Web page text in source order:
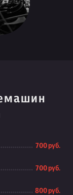
700 руб.
700 руб.
800 руб.